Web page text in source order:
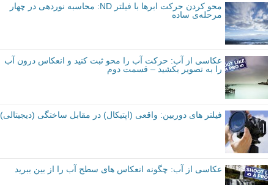
محو کردن حرکت ابرها با فیلتر ND: محاسبه نوردهی در چهار
مرحله‌ی ساده
عکاسی از آب: حرکت آب را محو ثبت کنید و انعکاس درون آب
را به تصویر بکشید – قسمت دوم
فیلتر های دوربین: واقعی (اپتیکال) در مقابل ساختگی (دیجیتالی)
عکاسی از آب: چگونه انعکاس های سطح آب را از بین ببرید